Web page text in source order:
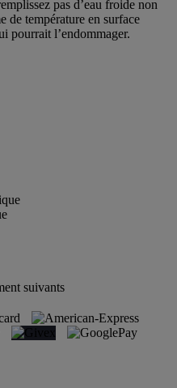
pas d’eau froide non
de température en surface
pourrait l’endommager.
suivants